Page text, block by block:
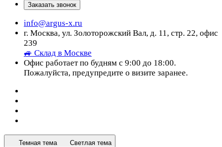
Заказать звонок
info@argus-x.ru
г. Москва, ул. Золоторожский Вал, д. 11, стр. 22, офис
239
🚙 Склад в Москве
Офис работает по будням с 9:00 до 18:00.
Пожалуйста, предупредите о визите заранее.
Темная тема Светлая тема